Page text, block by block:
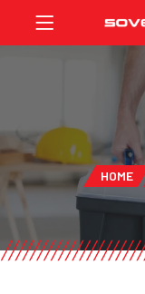
HOME